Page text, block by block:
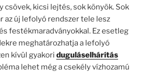
csövek, kicsi lejtés, sok könyök. Sok
az új lefolyó rendszer tele lesz
festékmaradványokkal. Ez esetleg
meghatározhatja a lefolyó
kívül gyakori duguláselhárítás
lehet még a csekély vízhozamú